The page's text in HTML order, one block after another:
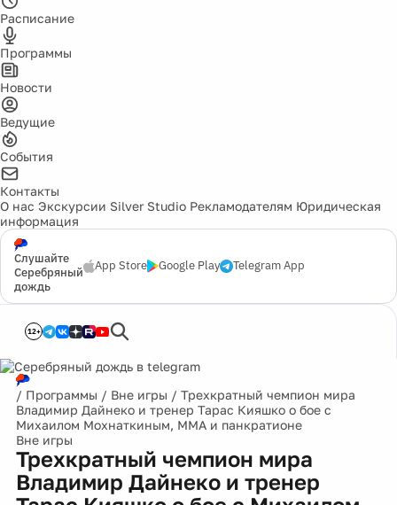
Расписание
Программы
Новости
Ведущие
События
Контакты
О нас Экскурсии Silver Studio Рекламодателям Юридическая
информация
Слушайте
Серебряный
дождь
App Store Google Play Telegram App
12+
/ Программы / Вне игры / Трехкратный чемпион мира
Владимир Дайнеко и тренер Тарас Кияшко о бое с
Михаилом Мохнаткиным, MMA и панкратионе
Вне игры
Трехкратный чемпион мира
Владимир Дайнеко и тренер